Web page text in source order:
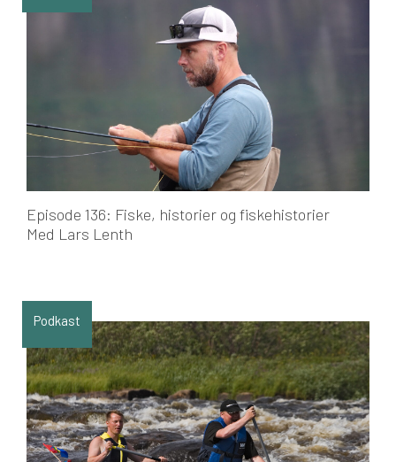
Episode 136: Fiske, historier og fiskehistorier
Med Lars Lenth
Podkast